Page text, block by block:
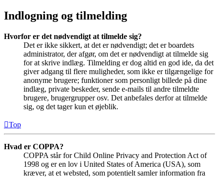
Indlogning og tilmelding
Hvorfor er det nødvendigt at tilmelde sig?
Det er ikke sikkert, at det er nødvendigt; det er boardets
administrator, der afgør, om det er nødvendigt at tilmelde sig
for at skrive indlæg. Tilmelding er dog altid en god ide, da det
giver adgang til flere muligheder, som ikke er tilgængelige for
anonyme brugere; funktioner som personligt billede på dine
indlæg, private beskeder, sende e-mails til andre tilmeldte
brugere, brugergrupper osv. Det anbefales derfor at tilmelde
sig, og det tager kun et øjeblik.
Top
Hvad er COPPA?
COPPA står for Child Online Privacy and Protection Act of
1998 og er en lov i United States of America (USA), som
kræver, at et websted, som potentielt samler information fra